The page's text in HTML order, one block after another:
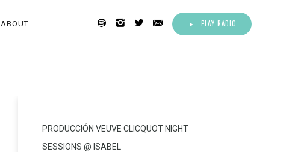
PLAY RADIO
ABOUT
PRODUCCIÓN VEUVE CLICQUOT NIGHT
SESSIONS @ ISABEL